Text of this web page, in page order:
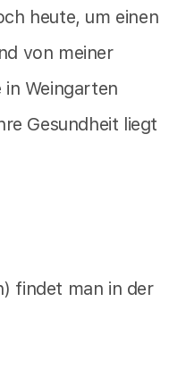
heute, um einen
von meiner
in Weingarten
Gesundheit liegt
findet man in der